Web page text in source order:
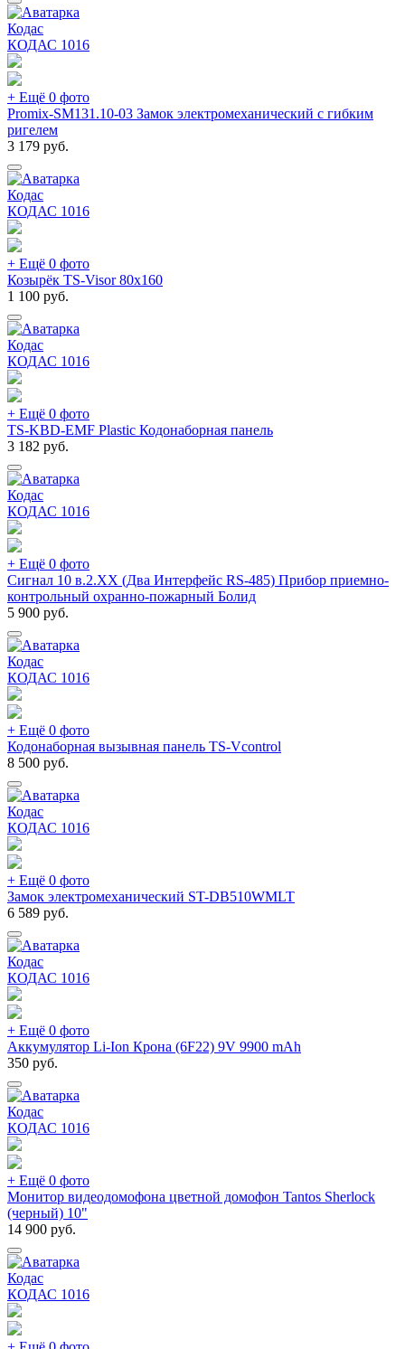
Кодас
КОДАС 1016
+ Ещё 0 фото
Promix-SM131.10-03 Замок электромеханический с гибким
ригелем
3 179 руб.
Кодас
КОДАС 1016
+ Ещё 0 фото
Козырёк TS-Visor 80x160
1 100 руб.
Кодас
КОДАС 1016
+ Ещё 0 фото
TS-KBD-EMF Plastic Кодонаборная панель
3 182 руб.
Кодас
КОДАС 1016
+ Ещё 0 фото
Сигнал 10 в.2.ХХ (Два Интерфейс RS-485) Прибор приемно-
контрольный охранно-пожарный Болид
5 900 руб.
Кодас
КОДАС 1016
+ Ещё 0 фото
Кодонаборная вызывная панель TS-Vcontrol
8 500 руб.
Кодас
КОДАС 1016
+ Ещё 0 фото
Замок электромеханический ST-DB510WMLT
6 589 руб.
Кодас
КОДАС 1016
+ Ещё 0 фото
Аккумулятор Li-Ion Крона (6F22) 9V 9900 mAh
350 руб.
Кодас
КОДАС 1016
+ Ещё 0 фото
Монитор видеодомофона цветной домофон Tantos Sherlock
(черный) 10"
14 900 руб.
Кодас
КОДАС 1016